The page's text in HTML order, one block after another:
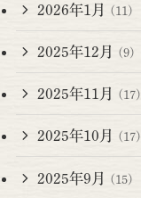
2026年1月 (11)
2025年12月 (9)
2025年11月 (17)
2025年10月 (17)
2025年9月 (15)